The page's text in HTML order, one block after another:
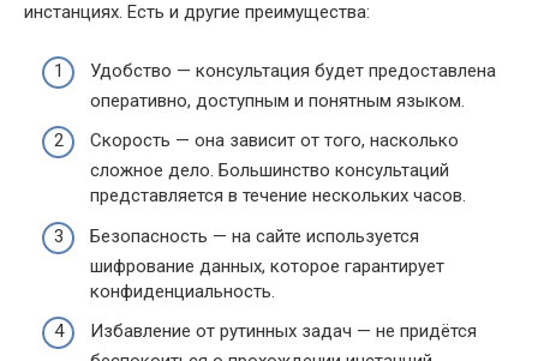
инстанциях. Есть и другие преимущества:
Удобство — консультация будет предоставлена
оперативно, доступным и понятным языком.
Скорость — она зависит от того, насколько
сложное дело. Большинство консультаций
представляется в течение нескольких часов.
Безопасность — на сайте используется
шифрование данных, которое гарантирует
конфиденциальность.
Избавление от рутинных задач — не придётся